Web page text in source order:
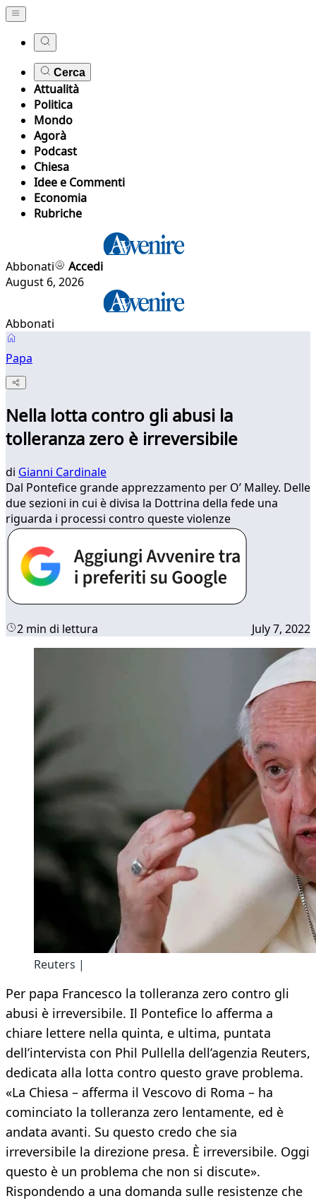
Cerca
Attualità
Politica
Mondo
Agorà
Podcast
Chiesa
Idee e Commenti
Economia
Rubriche
Abbonati
Accedi
August 6, 2026
Abbonati
Papa
Nella lotta contro gli abusi la
tolleranza zero è irreversibile
di Gianni Cardinale
Dal Pontefice grande apprezzamento per O’ Malley. Delle
due sezioni in cui è divisa la Dottrina della fede una
riguarda i processi contro queste violenze
2 min di lettura July 7, 2022
Reuters |
Per papa Francesco la tolleranza zero contro gli
abusi è irreversibile. Il Pontefice lo afferma a
chiare lettere nella quinta, e ultima, puntata
dell’intervista con Phil Pullella dell’agenzia Reuters,
dedicata alla lotta contro questo grave problema.
«La Chiesa – afferma il Vescovo di Roma – ha
cominciato la tolleranza zero lentamente, ed è
andata avanti. Su questo credo che sia
irreversibile la direzione presa. È irreversibile. Oggi
questo è un problema che non si discute».
Rispondendo a una domanda sulle resistenze che